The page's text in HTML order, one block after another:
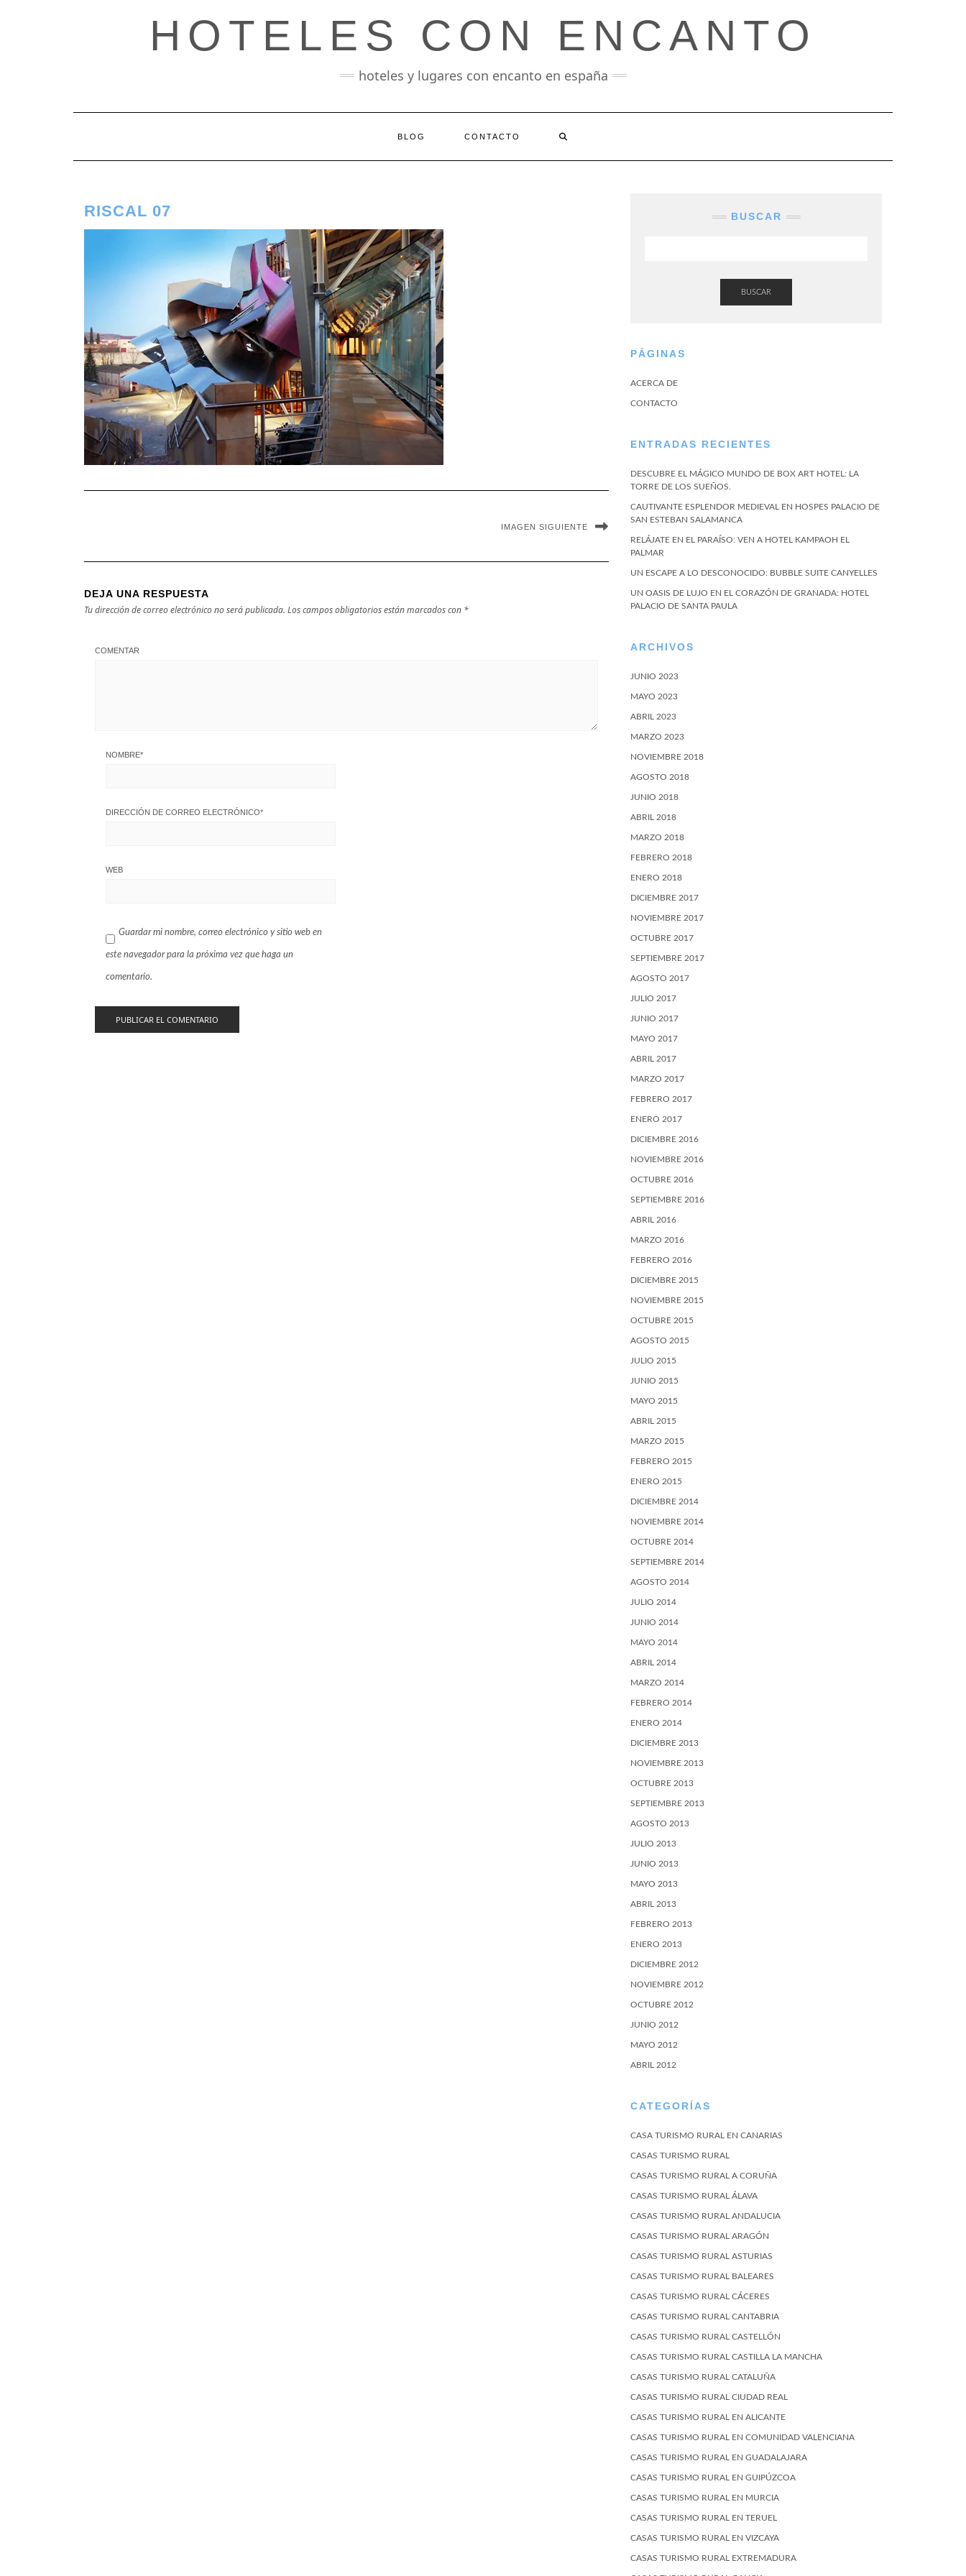
HOTELES CON ENCANTO
hoteles y lugares con encanto en españa
BLOG CONTACTO
RISCAL 07
IMAGEN SIGUIENTE
DEJA UNA RESPUESTA
Tu dirección de correo electrónico no será publicada. Los campos obligatorios están marcados con *
COMENTAR
NOMBRE*
DIRECCIÓN DE CORREO ELECTRÓNICO*
WEB
Guardar mi nombre, correo electrónico y sitio web en
este navegador para la próxima vez que haga un
comentario.
BUSCAR
BUSCAR
PÁGINAS
ACERCA DE
CONTACTO
ENTRADAS RECIENTES
DESCUBRE EL MÁGICO MUNDO DE BOX ART HOTEL: LA
TORRE DE LOS SUEÑOS.
CAUTIVANTE ESPLENDOR MEDIEVAL EN HOSPES PALACIO DE
SAN ESTEBAN SALAMANCA
RELÁJATE EN EL PARAÍSO: VEN A HOTEL KAMPAOH EL
PALMAR
UN ESCAPE A LO DESCONOCIDO: BUBBLE SUITE CANYELLES
UN OASIS DE LUJO EN EL CORAZÓN DE GRANADA: HOTEL
PALACIO DE SANTA PAULA
ARCHIVOS
JUNIO 2023
MAYO 2023
ABRIL 2023
MARZO 2023
NOVIEMBRE 2018
AGOSTO 2018
JUNIO 2018
ABRIL 2018
MARZO 2018
FEBRERO 2018
ENERO 2018
DICIEMBRE 2017
NOVIEMBRE 2017
OCTUBRE 2017
SEPTIEMBRE 2017
AGOSTO 2017
JULIO 2017
JUNIO 2017
MAYO 2017
ABRIL 2017
MARZO 2017
FEBRERO 2017
ENERO 2017
DICIEMBRE 2016
NOVIEMBRE 2016
OCTUBRE 2016
SEPTIEMBRE 2016
ABRIL 2016
MARZO 2016
FEBRERO 2016
DICIEMBRE 2015
NOVIEMBRE 2015
OCTUBRE 2015
AGOSTO 2015
JULIO 2015
JUNIO 2015
MAYO 2015
ABRIL 2015
MARZO 2015
FEBRERO 2015
ENERO 2015
DICIEMBRE 2014
NOVIEMBRE 2014
OCTUBRE 2014
SEPTIEMBRE 2014
AGOSTO 2014
JULIO 2014
JUNIO 2014
MAYO 2014
ABRIL 2014
MARZO 2014
FEBRERO 2014
ENERO 2014
DICIEMBRE 2013
NOVIEMBRE 2013
OCTUBRE 2013
SEPTIEMBRE 2013
AGOSTO 2013
JULIO 2013
JUNIO 2013
MAYO 2013
ABRIL 2013
FEBRERO 2013
ENERO 2013
DICIEMBRE 2012
NOVIEMBRE 2012
OCTUBRE 2012
JUNIO 2012
MAYO 2012
ABRIL 2012
CATEGORÍAS
CASA TURISMO RURAL EN CANARIAS
CASAS TURISMO RURAL
CASAS TURISMO RURAL A CORUÑA
CASAS TURISMO RURAL ÁLAVA
CASAS TURISMO RURAL ANDALUCIA
CASAS TURISMO RURAL ARAGÓN
CASAS TURISMO RURAL ASTURIAS
CASAS TURISMO RURAL BALEARES
CASAS TURISMO RURAL CÁCERES
CASAS TURISMO RURAL CANTABRIA
CASAS TURISMO RURAL CASTELLÓN
CASAS TURISMO RURAL CASTILLA LA MANCHA
CASAS TURISMO RURAL CATALUÑA
CASAS TURISMO RURAL CIUDAD REAL
CASAS TURISMO RURAL EN ALICANTE
CASAS TURISMO RURAL EN COMUNIDAD VALENCIANA
CASAS TURISMO RURAL EN GUADALAJARA
CASAS TURISMO RURAL EN GUIPÚZCOA
CASAS TURISMO RURAL EN MURCIA
CASAS TURISMO RURAL EN TERUEL
CASAS TURISMO RURAL EN VIZCAYA
CASAS TURISMO RURAL EXTREMADURA